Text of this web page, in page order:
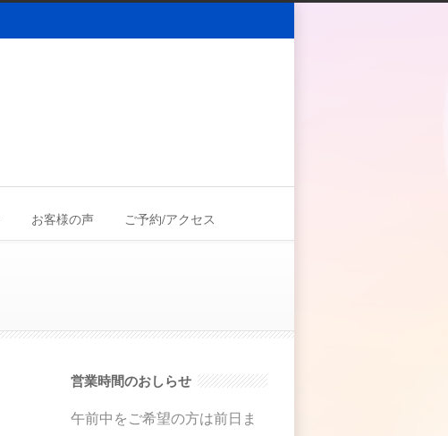
お客様の声 ご予約/アクセス
営業時間のおしらせ
午前中をご希望の方は前日ま